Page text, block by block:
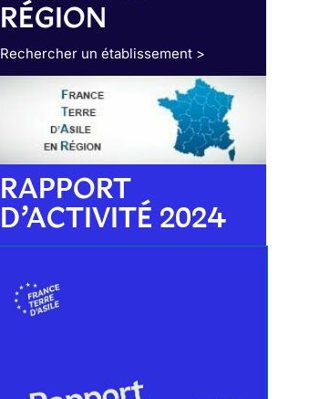
RÉGION
Rechercher un établissement >
RAPPORT
D’ACTIVITÉ 2024